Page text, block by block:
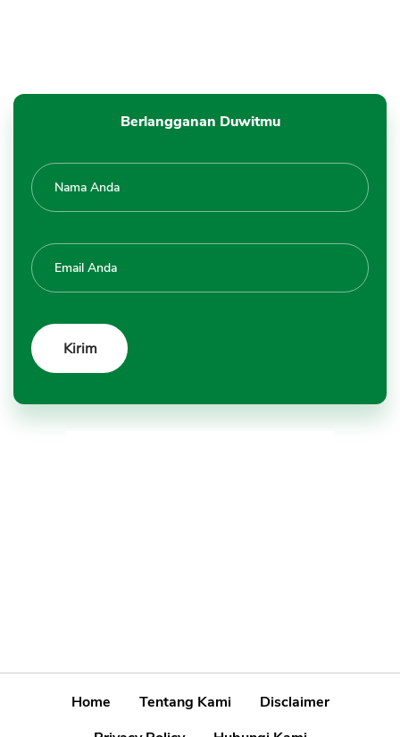
Berlangganan Duwitmu
Home Tentang Kami
Disclaimer